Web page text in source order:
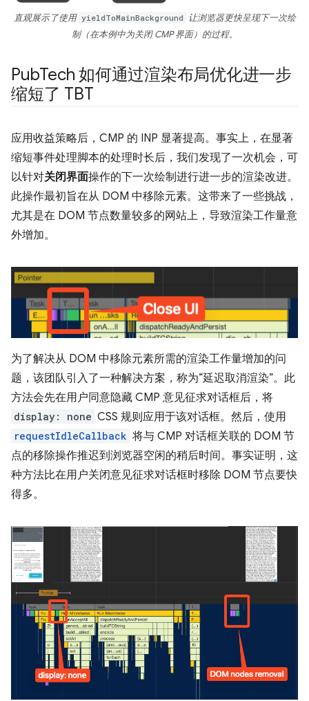
直观展示了使用 yieldToMainBackground 让浏览器更快呈现下一次绘
制（在本例中为关闭 CMP 界面）的过程。
PubTech 如何通过渲染布局优化进一步
缩短了 TBT
应用收益策略后，CMP 的 INP 显著提高。事实上，在显著
缩短事件处理脚本的处理时长后，我们发现了一次机会，可
以针对关闭界面操作的下一次绘制进行进一步的渲染改进。
此操作最初旨在从 DOM 中移除元素。这带来了一些挑战，
尤其是在 DOM 节点数量较多的网站上，导致渲染工作量意
外增加。
为了解决从 DOM 中移除元素所需的渲染工作量增加的问
题，该团队引入了一种解决方案，称为“延迟取消渲染”。此
方法会先在用户同意隐藏 CMP 意见征求对话框后，将
display: none CSS 规则应用于该对话框。然后，使用
requestIdleCallback 将与 CMP 对话框关联的 DOM 节
点的移除操作推迟到浏览器空闲的稍后时间。事实证明，这
种方法比在用户关闭意见征求对话框时移除 DOM 节点要快
得多。